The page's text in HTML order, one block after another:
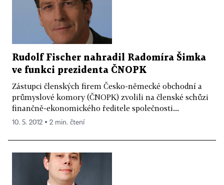
Rudolf Fischer nahradil Radomíra Šimka
ve funkci prezidenta ČNOPK
Zástupci členských firem Česko-německé obchodní a
průmyslové komory (ČNOPK) zvolili na členské schůzi
finančně-ekonomického ředitele společnosti...
10. 5. 2012 ▪ 2 min. čtení